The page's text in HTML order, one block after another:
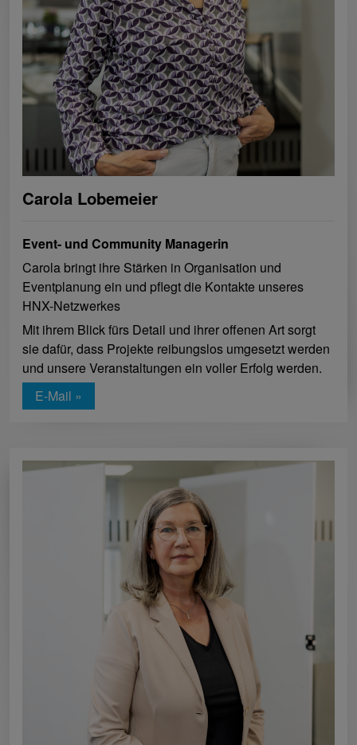
Carola Lobemeier
Event- und Community Managerin
Carola bringt ihre Stärken in Organisation und
Eventplanung ein und pflegt die Kontakte unseres
HNX-Netzwerkes
Mit ihrem Blick fürs Detail und ihrer offenen Art sorgt
sie dafür, dass Projekte reibungslos umgesetzt werden
und unsere Veranstaltungen ein voller Erfolg werden.
E-Mail »